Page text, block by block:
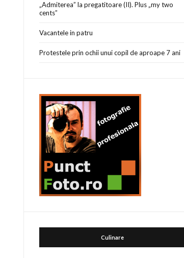
„Admiterea” la pregatitoare (II). Plus „my two
cents”
Vacantele in patru
Protestele prin ochii unui copil de aproape 7 ani
Culinare